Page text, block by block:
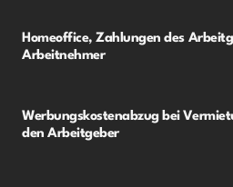
Homeoffice, Zahlungen des
Arbeitnehmer
Werbungskostenabzug bei
den Arbeitgeber